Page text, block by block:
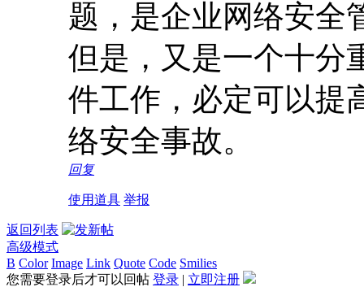
题，是企业网络安全
但是，又是一个十分
件工作，必定可以提
络安全事故。
回复
使用道具 举报
返回列表
高级模式
B Color Image Link Quote Code Smilies
您需要登录后才可以回帖 登录 | 立即注册